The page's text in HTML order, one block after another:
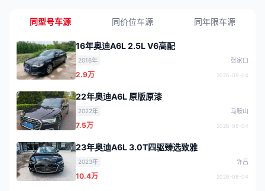
同型号车源 同价位车源 同年限车源
16年奥迪A6L 2.5L V6高配
2016年 张家口
2.9万 2026-08-04
22年奥迪A6L 原版原漆
2022年 马鞍山
7.5万 2026-08-04
23年奥迪A6L 3.0T四驱臻选致雅
2023年 许昌
10.4万 2026-08-04